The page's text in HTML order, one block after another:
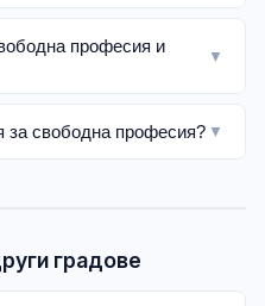
професия и
▼
за свободна професия? ▼
градове